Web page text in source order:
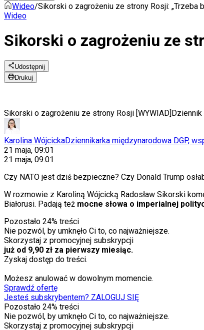
Wideo/Sikorski o zagrożeniu ze strony Rosji: „Trzeba
Wideo
Sikorski o zagrożeniu ze
Udostępnij
Drukuj
Sikorski o zagrożeniu ze strony Rosji [WYWIAD]Dziennik
Karolina WójcickaDziennikarka międzynarodowa DGP,
21 maja, 09:01
21 maja, 09:01
Czy NATO jest dziś bezpieczne? Czy Donald Trump
W rozmowie z Karoliną Wójcicką Radosław Sikorski
Białorusi. Padają też mocne słowa o imperialnej
Pozostało 24% treści
Nie pozwól, by umknęło Ci to, co najważniejsze.
Skorzystaj z promocyjnej subskrypcji
już od 9,90 zł za pierwszy miesiąc.
Zyskaj dostęp do treści.
Możesz anulować w dowolnym momencie.
Sprawdź ofertę
Jesteś subskrybentem? ZALOGUJ SIĘ
Pozostało 24% treści
Nie pozwól, by umknęło Ci to, co najważniejsze.
Skorzystaj z promocyjnej subskrypcji